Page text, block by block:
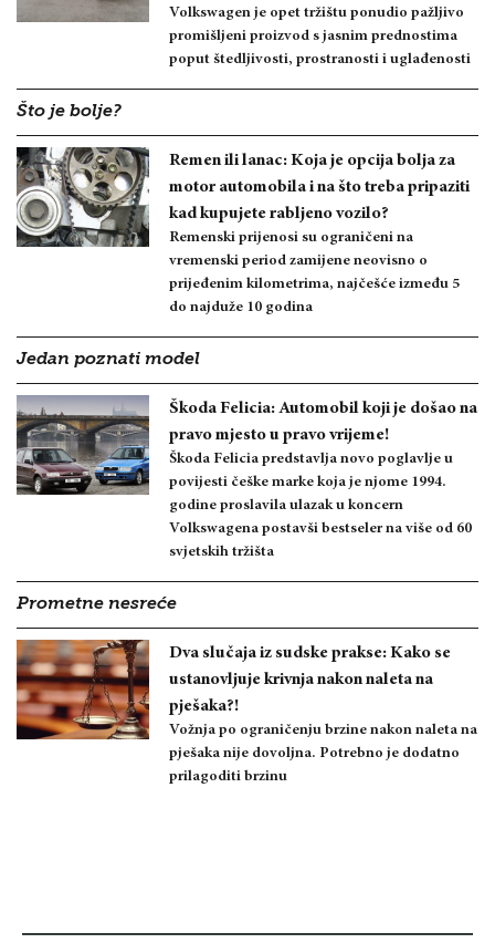
Volkswagen je opet tržištu ponudio pažljivo
promišljeni proizvod s jasnim prednostima
poput štedljivosti, prostranosti i uglađenosti
Što je bolje?
Remen ili lanac: Koja je opcija bolja za
motor automobila i na što treba pripaziti
kad kupujete rabljeno vozilo?
Remenski prijenosi su ograničeni na
vremenski period zamijene neovisno o
prijeđenim kilometrima, najčešće između 5
do najduže 10 godina
Jedan poznati model
Škoda Felicia: Automobil koji je došao na
pravo mjesto u pravo vrijeme!
Škoda Felicia predstavlja novo poglavlje u
povijesti češke marke koja je njome 1994.
godine proslavila ulazak u koncern
Volkswagena postavši bestseler na više od 60
svjetskih tržišta
Prometne nesreće
Dva slučaja iz sudske prakse: Kako se
ustanovljuje krivnja nakon naleta na
pješaka?!
Vožnja po ograničenju brzine nakon naleta na
pješaka nije dovoljna. Potrebno je dodatno
prilagoditi brzinu